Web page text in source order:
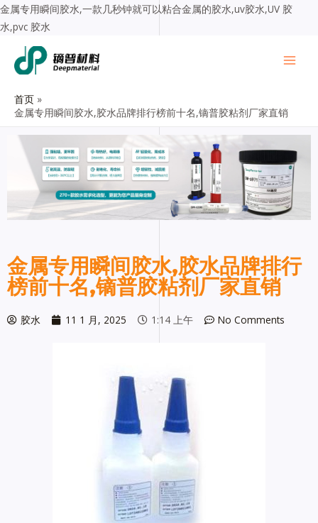
金属专用瞬间胶水,一款几秒钟就可以粘合金属的胶水,uv胶水,UV 胶
水,pvc 胶水
首页
金属专用瞬间胶水,胶水品牌排行榜前十名,镝普胶粘剂厂家直销
金属专用瞬间胶水,胶水品牌排行
榜前十名,镝普胶粘剂厂家直销
胶水 11 1 月, 2025 1:14 上午 No Comments